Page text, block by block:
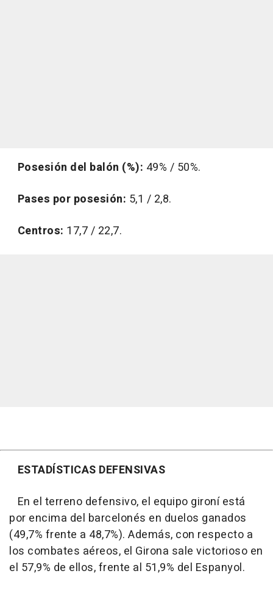
Posesión del balón (%): 49% / 50%.
Pases por posesión: 5,1 / 2,8.
Centros: 17,7 / 22,7.
ESTADÍSTICAS DEFENSIVAS
En el terreno defensivo, el equipo gironí está
por encima del barcelonés en duelos ganados
(49,7% frente a 48,7%). Además, con respecto a
los combates aéreos, el Girona sale victorioso en
el 57,9% de ellos, frente al 51,9% del Espanyol.